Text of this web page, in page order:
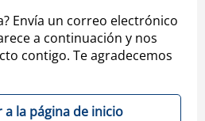
Envía un correo electrónico
a continuación y nos
contigo. Te agradecemos
a la página de inicio